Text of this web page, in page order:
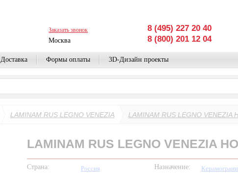
Заказать звонок
Москва
8 (495) 227 20 40
8 (800) 201 12 04
Доставка Формы оплаты 3D-Дизайн проекты
LAMINAM RUS LEGNO VENEZIA LAMINAM RUS LEGNO VENEZIA
LAMINAM RUS LEGNO VENEZIA
Страна:
Россия
Назначение: